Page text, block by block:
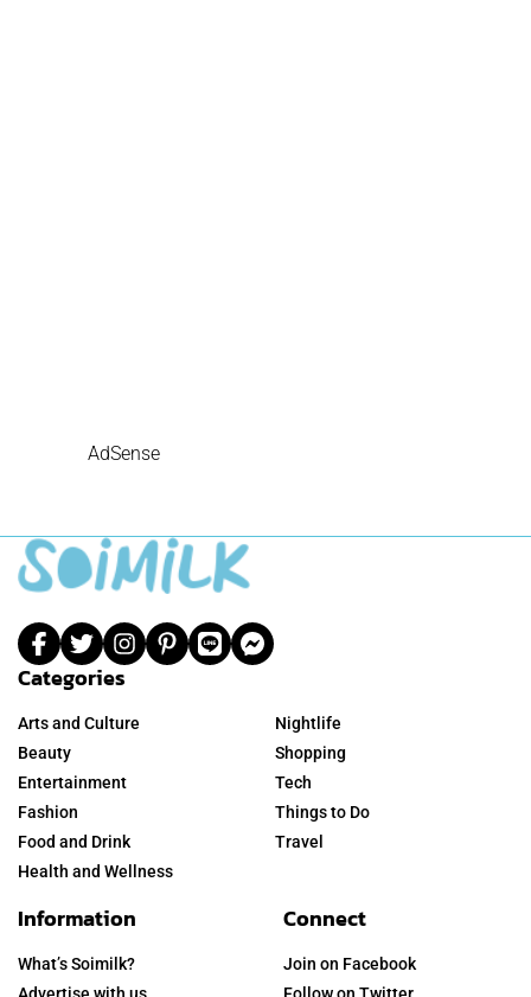
AdSense
Categories
Arts and Culture
Beauty
Entertainment
Fashion
Food and Drink
Health and Wellness
Nightlife
Shopping
Tech
Things to Do
Travel
Information
What’s Soimilk?
Connect
Join on Facebook